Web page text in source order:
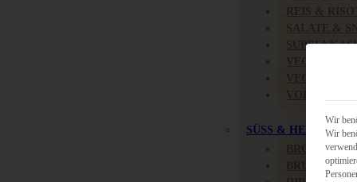
SALATE &
SÜSS & HERZHAFT
BRUNCH &
Wir
Wir